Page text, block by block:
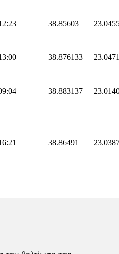
38.85603
38.876133
38.883137
38.86491